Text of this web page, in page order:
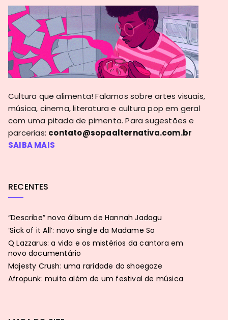
Cultura que alimenta! Falamos sobre artes visuais,
música, cinema, literatura e cultura pop em geral
com uma pitada de pimenta. Para sugestões e
parcerias: contato@sopaalternativa.com.br
SAIBA MAIS
RECENTES
“Describe” novo álbum de Hannah Jadagu
‘Sick of it All’: novo single da Madame So
Q Lazzarus: a vida e os mistérios da cantora em
novo documentário
Majesty Crush: uma raridade do shoegaze
Afropunk: muito além de um festival de música